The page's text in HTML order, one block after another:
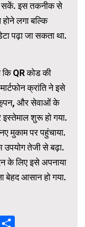
सकें. इस तकनीक से
लगा बल्कि
पढ़ा जा सकता था.
QR कोड की
क्रांति ने इसे
कूपन, और सेवाओं के
शुरू हो गया.
मुकाम पर पहुंचाया.
उपयोग तेजी से बढ़ा.
के लिए इसे अपनाया
बेहद आसान हो गया.